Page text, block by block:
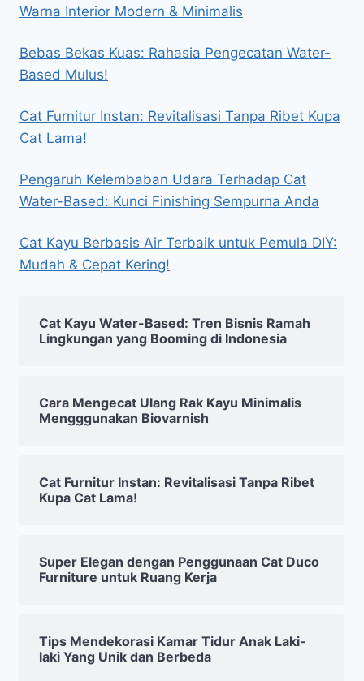
Warna Interior Modern & Minimalis
Bebas Bekas Kuas: Rahasia Pengecatan Water-
Based Mulus!
Cat Furnitur Instan: Revitalisasi Tanpa Ribet Kupa
Cat Lama!
Pengaruh Kelembaban Udara Terhadap Cat
Water-Based: Kunci Finishing Sempurna Anda
Cat Kayu Berbasis Air Terbaik untuk Pemula DIY:
Mudah & Cepat Kering!
Cat Kayu Water-Based: Tren Bisnis Ramah
Lingkungan yang Booming di Indonesia
Cara Mengecat Ulang Rak Kayu Minimalis
Mengggunakan Biovarnish
Cat Furnitur Instan: Revitalisasi Tanpa Ribet
Kupa Cat Lama!
Super Elegan dengan Penggunaan Cat Duco
Furniture untuk Ruang Kerja
Tips Mendekorasi Kamar Tidur Anak Laki-
laki Yang Unik dan Berbeda